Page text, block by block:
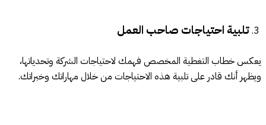
تلبية احتياجات صاحب العمل
يعكس خطاب التغطية المخصص فهمك لاحتياجات الشركة وتحدياتها،
ويظهر أنك قادر على تلبية هذه الاحتياجات من خلال مهاراتك وخبراتك.